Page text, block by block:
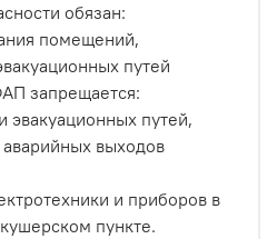
обязан:
помещений,
путей
запрещается:
эвакуационных путей,
выходов
и приборов в
пункте.